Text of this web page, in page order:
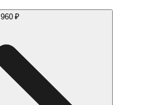
960 ₽